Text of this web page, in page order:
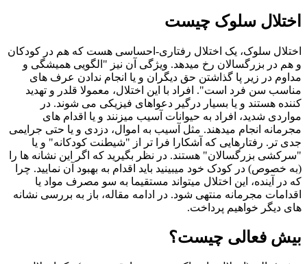
اختلال سلوک چیست
اختلال سلوک، یک اختلال رفتاری-احساسی هست که هم در کودکان
و هم در بزرگسالان رخ میدهد. ویژگی آن نیز "الگویی همیشگی و
مداوم در زیر پا گذاشتن حق دیگران و یا انجام ندادن عرف های
مناسب سن فرد است". افراد با این اختلال، معمولا قلدر و تهدید
کننده هستند و یا بسیار درگیر دعواهای فیزیکی می شوند. در
مواردی شدید، افراد به حیوانات آسیب میزنند و یا اقدام های
مجرمانه انجام میدهند. مثل آسیب به اموال، دزدی و یا حتی جرایمی
جدی تر. رفتارهایی که آشکارا فرا تر از "شیطنت کودکانه" و یا
"سرکشی بزرگسالان" هستند. در نظر بگیرید که اگر این نشانه ها را
(به خصوص) در کودک خود میبینید باید اقدام به بهبود آن نمایید. چرا
که در آینده، این اختلال میتواند مستقیما به سو مصرف مواد یا
اقدامات مجرمانه منتهی شود. در ادامه مقاله، باز به بررسی نشانه
های دیگر خواهیم پرداخت.
بیش فعالی چیست؟